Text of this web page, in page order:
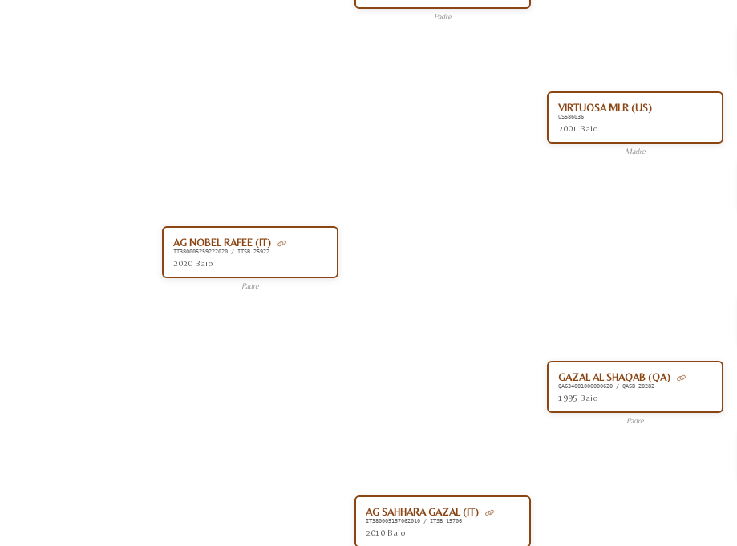
AG NOBEL RAFEE (IT)
IT380005259222020 / ITSB 25922
2020 Baio
Padre
Padre
VIRTUOSA MLR (US)
US586036
2001 Baio
Madre
AG SAHHARA GAZAL (IT)
IT380005157062010 / ITSB 15706
2010 Baio
GAZAL AL SHAQAB (QA)
QA634001000000620 / QASB 20282
1995 Baio
Padre